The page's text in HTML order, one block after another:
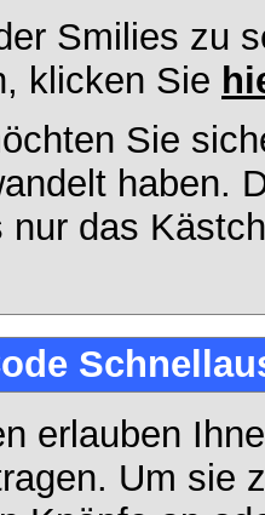
Smilies zu
klicken Sie
Sie
haben.
nur das
erlauben
Um sie